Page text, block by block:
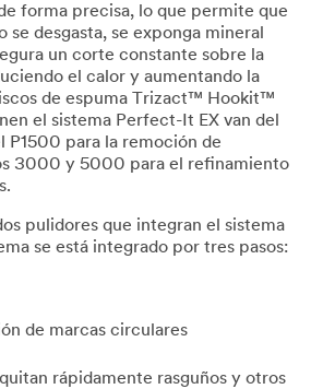
forma precisa, lo que permite que
se desgasta, se exponga mineral
un corte constante sobre la
el calor y aumentando la
de espuma Trizact™ Hookit™
el sistema Perfect-It EX van del
P1500 para la remoción de
3000 y 5000 para el refinamiento
pulidores que integran el sistema
se está integrado por tres pasos:
de marcas circulares
rápidamente rasguños y otros